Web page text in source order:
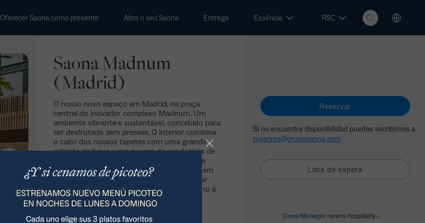
Oferecer Saona como presente Abra o seu Saona Entrega Essência RSC
Saona Madnum
(Madrid)
O nosso novo espaço em Madrid, na praça
central do inovador complexo Madnum. Um
ambiente vibrante e sustentável, concebido para
ser desfrutado sem pressas. O interior combina
o calor dos nossos tapetes com uma grande
estante de livros, uma nuvem de candeeiros de
cerâmica na mesa comum e pormenores de
madeira que convidam a ficar. Dispõe também
de um terraço exterior ideal para descontrair
durante a semana ou partilhar um bom plano a
qualquer hora do dia.